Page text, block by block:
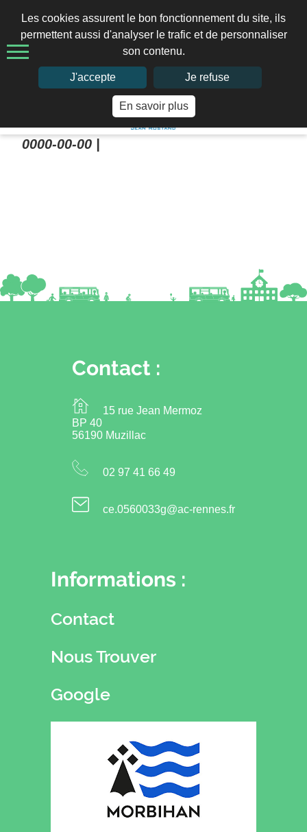
Les cookies assurent le bon fonctionnement du site, ils
permettent aussi d'analyser le trafic et de personnaliser
son contenu.
J'accepte Je refuse
En savoir plus
02 97 41 66 49
0000-00-00 |
Contact :
15 rue Jean Mermoz
BP 40
56190 Muzillac
02 97 41 66 49
ce.0560033g@ac-rennes.fr
Informations :
Contact
Nous Trouver
Google